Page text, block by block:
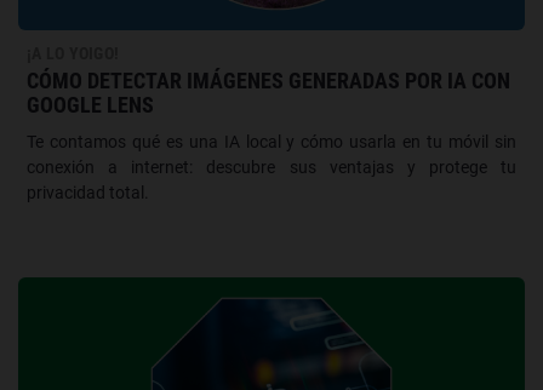
CÓMO DETECTAR IMÁGENES GENERADAS POR IA CON
GOOGLE LENS
Te contamos qué es una IA local y cómo usarla en tu móvil sin
conexión a internet: descubre sus ventajas y protege tu
privacidad total.